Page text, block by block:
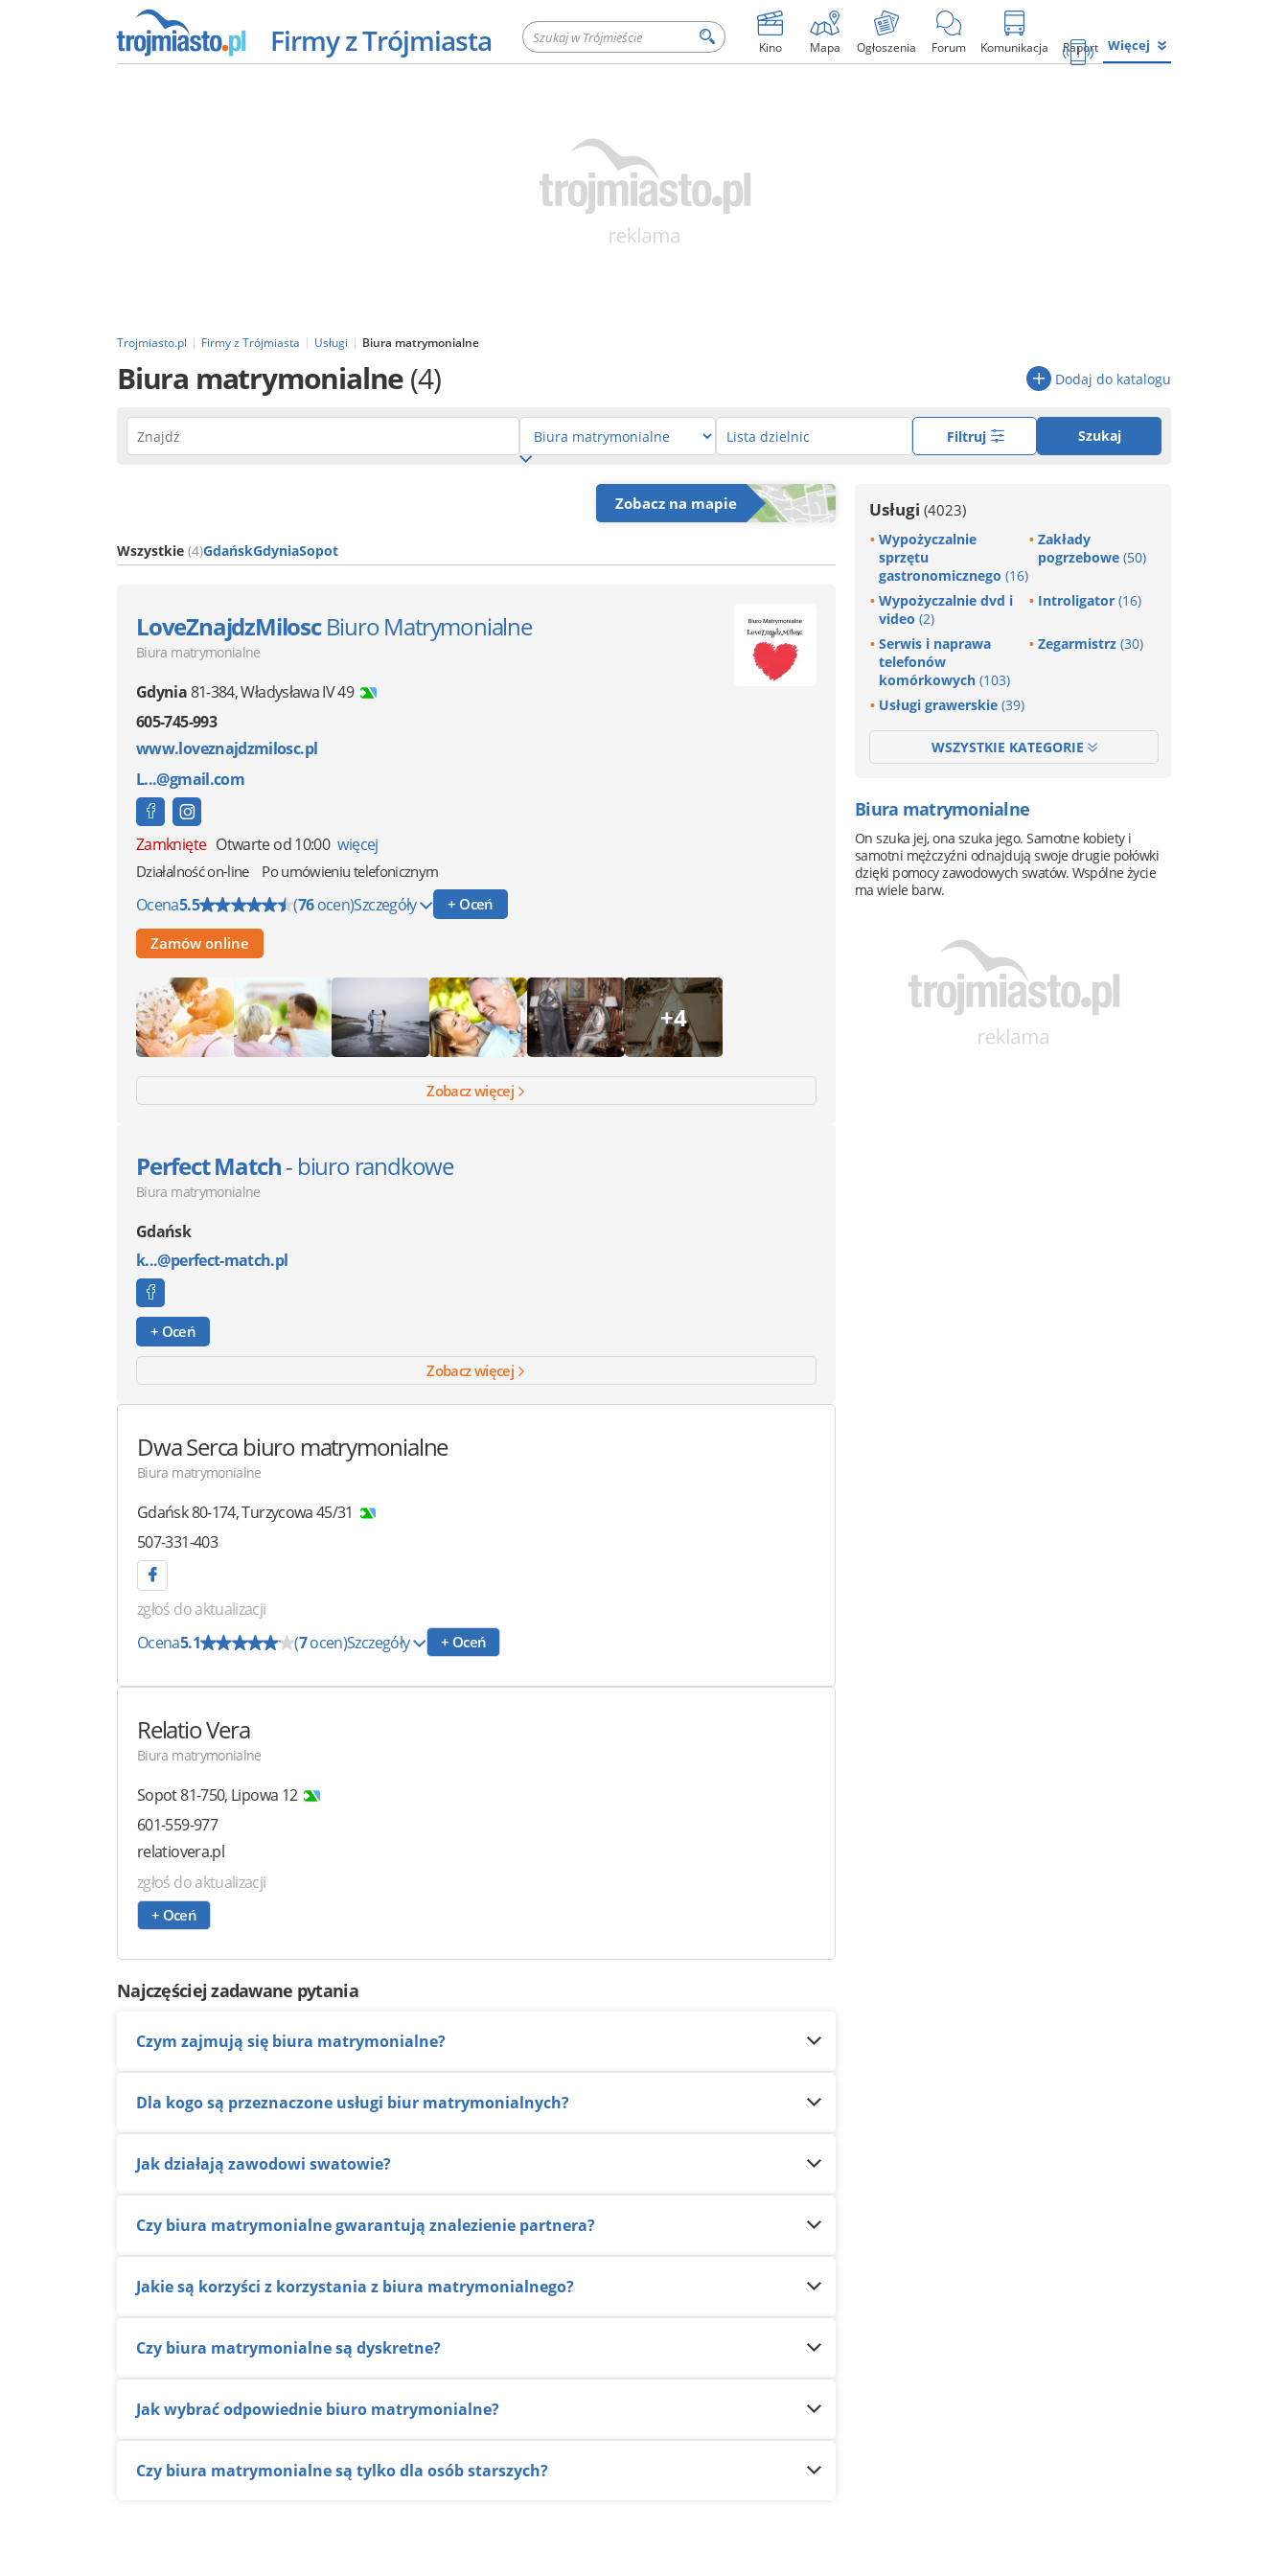
Firmy z Trójmiasta Kino Mapa Ogłoszenia Forum Komunikacja Raport Więcej
Trojmiasto.pl Firmy z Trójmiasta Usługi Biura matrymonialne
Biura matrymonialne(4) Dodaj do katalogu
Filtruj Szukaj
Zobacz na mapie
Wszystkie (4)GdańskGdyniaSopot
LoveZnajdzMilosc Biuro Matrymonialne
Biura matrymonialne
Gdynia81-384,Władysława IV 49
605-745-993
www.loveznajdzmilosc.pl
L...@gmail.com
Zamknięte Otwarte od 10:00 więcej
Działalność on-line Po umówieniu telefonicznym
Ocena5.5 (76ocen)Szczegóły + Oceń
Zamów online
+4
Zobacz więcej
Perfect Match- biuro randkowe
Biura matrymonialne
Gdańsk
k...@perfect-match.pl
+ Oceń
Zobacz więcej
Dwa Serca biuro matrymonialne
Biura matrymonialne
Gdańsk80-174,Turzycowa 45/31
507-331-403
zgłoś do aktualizacji
Ocena5.1 (7ocen)Szczegóły + Oceń
Relatio Vera
Biura matrymonialne
Sopot81-750, Lipowa 12
601-559-977
relatiovera.pl
zgłoś do aktualizacji
+ Oceń
Najczęściej zadawane pytania
Czym zajmują się biura matrymonialne?
Dla kogo są przeznaczone usługi biur matrymonialnych?
Jak działają zawodowi swatowie?
Czy biura matrymonialne gwarantują znalezienie partnera?
Jakie są korzyści z korzystania z biura matrymonialnego?
Czy biura matrymonialne są dyskretne?
Jak wybrać odpowiednie biuro matrymonialne?
Czy biura matrymonialne są tylko dla osób starszych?
Usługi (4023)
Wypożyczalnie
sprzętu
gastronomicznego (16)
Zakłady
pogrzebowe (50)
Wypożyczalnie dvd i
video (2)
Introligator (16)
Serwis i naprawa
telefonów
komórkowych (103)
Zegarmistrz (30)
Usługi grawerskie (39)
WSZYSTKIE KATEGORIE
Biura matrymonialne
On szuka jej, ona szuka jego. Samotne kobiety i
samotni mężczyźni odnajdują swoje drugie połówki
dzięki pomocy zawodowych swatów. Wspólne życie
ma wiele barw.